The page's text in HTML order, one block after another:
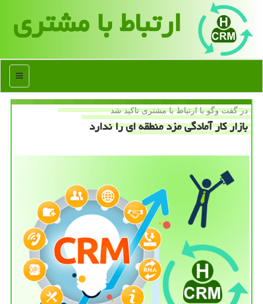
ارتباط با مشتری
منو
در گفت وگو با ارتباط با مشتری تاكید شد
بازار كار آمادگی مزد منطقه ای را ندارد